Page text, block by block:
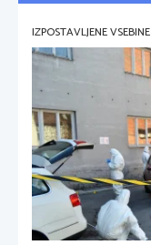
IZPOSTAVLJENE VSEBINE